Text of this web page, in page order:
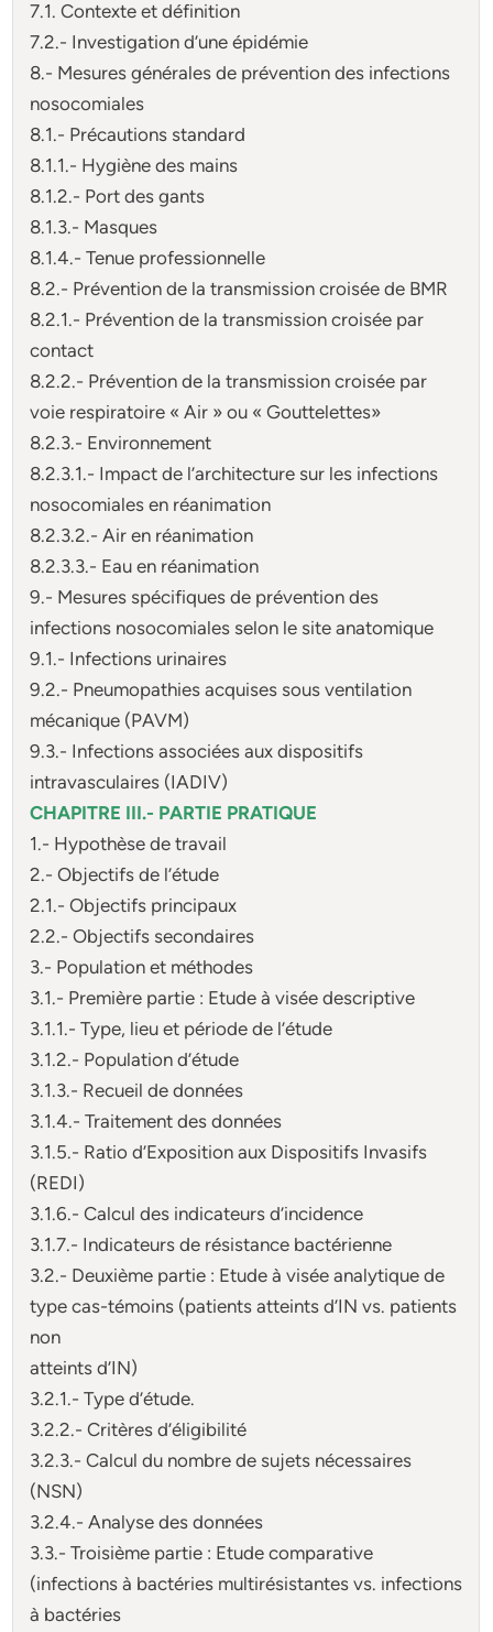
7.1. Contexte et définition
7.2.- Investigation d’une épidémie
8.- Mesures générales de prévention des infections
nosocomiales
8.1.- Précautions standard
8.1.1.- Hygiène des mains
8.1.2.- Port des gants
8.1.3.- Masques
8.1.4.- Tenue professionnelle
8.2.- Prévention de la transmission croisée de BMR
8.2.1.- Prévention de la transmission croisée par
contact
8.2.2.- Prévention de la transmission croisée par
voie respiratoire « Air » ou « Gouttelettes»
8.2.3.- Environnement
8.2.3.1.- Impact de l’architecture sur les infections
nosocomiales en réanimation
8.2.3.2.- Air en réanimation
8.2.3.3.- Eau en réanimation
9.- Mesures spécifiques de prévention des
infections nosocomiales selon le site anatomique
9.1.- Infections urinaires
9.2.- Pneumopathies acquises sous ventilation
mécanique (PAVM)
9.3.- Infections associées aux dispositifs
intravasculaires (IADIV)
CHAPITRE III.- PARTIE PRATIQUE
1.- Hypothèse de travail
2.- Objectifs de l’étude
2.1.- Objectifs principaux
2.2.- Objectifs secondaires
3.- Population et méthodes
3.1.- Première partie : Etude à visée descriptive
3.1.1.- Type, lieu et période de l’étude
3.1.2.- Population d’étude
3.1.3.- Recueil de données
3.1.4.- Traitement des données
3.1.5.- Ratio d’Exposition aux Dispositifs Invasifs
(REDI)
3.1.6.- Calcul des indicateurs d’incidence
3.1.7.- Indicateurs de résistance bactérienne
3.2.- Deuxième partie : Etude à visée analytique de
type cas-témoins (patients atteints d’IN vs. patients
non
atteints d’IN)
3.2.1.- Type d’étude.
3.2.2.- Critères d’éligibilité
3.2.3.- Calcul du nombre de sujets nécessaires
(NSN)
3.2.4.- Analyse des données
3.3.- Troisième partie : Etude comparative
(infections à bactéries multirésistantes vs. infections
à bactéries